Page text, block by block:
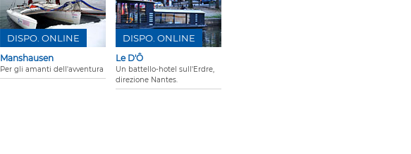
Manshausen
Per gli amanti dell'avventura
DISPO. ONLINE
Le D'Ô
Un battello-hotel sull'Erdre,
direzione Nantes.
DISPO. ONLINE